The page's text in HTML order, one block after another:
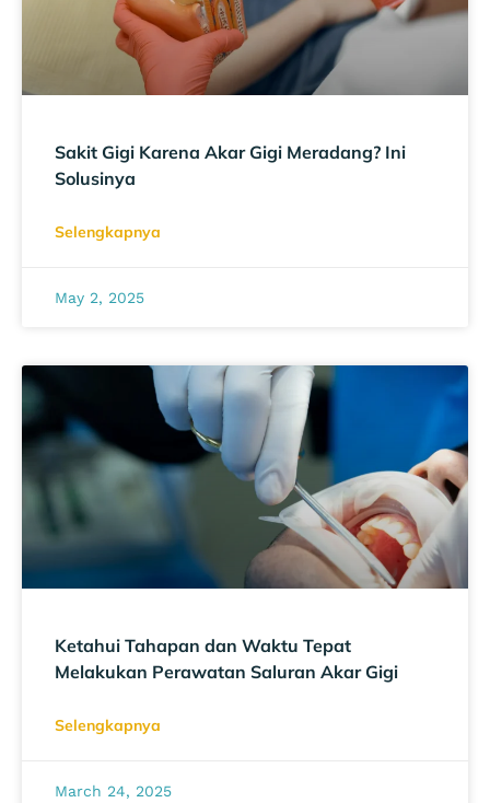
Sakit Gigi Karena Akar Gigi Meradang? Ini
Solusinya
Selengkapnya
May 2, 2025
Ketahui Tahapan dan Waktu Tepat
Melakukan Perawatan Saluran Akar Gigi
Selengkapnya
March 24, 2025